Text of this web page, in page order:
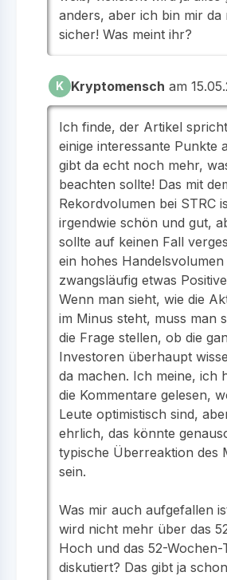
anders, aber ich bin mir da
sicher! Was meint ihr?
K Kryptomensch am
Ich finde, der Artikel
einige interessante Punkte
gibt da echt noch mehr,
beachten sollte! Das mit
Rekordvolumen bei STRC
irgendwie schön und gut,
sollte auf keinen Fall
ein hohes
zwangsläufig etwas
Wenn man sieht, wie die
im Minus steht, muss man
die Frage stellen, ob die
Investoren überhaupt
da machen. Ich meine, ich
die Kommentare gelesen,
Leute optimistisch sind,
ehrlich, das könnte
typische Überreaktion des
sein.
Was mir auch aufgefallen
wird nicht mehr über das
Hoch und das 52-Wochen-
diskutiert? Das gibt ja